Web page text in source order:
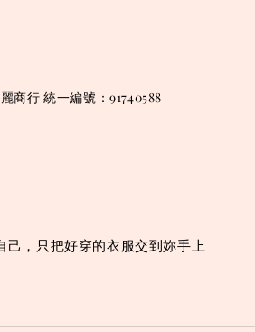
商行 統一編號：91740588
己，只把好穿的衣服交到妳手上